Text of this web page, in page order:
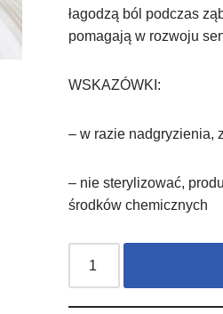
łagodzą ból podczas
pomagają w rozwoju
WSKAZÓWKI:
– w razie nadgryzienia,
– nie sterylizować,
środków chemicznych